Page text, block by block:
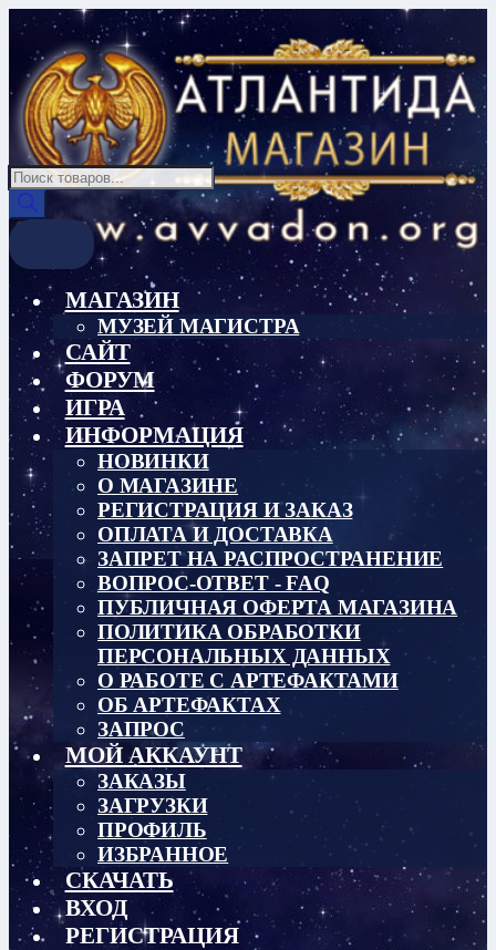
Перейти
навигации
Перейти
содержимому
Поиск
товаров
МАГАЗИН
МУЗЕЙ МАГИСТРА
САЙТ
ФОРУМ
ИГРА
ИНФОРМАЦИЯ
НОВИНКИ
О МАГАЗИНЕ
РЕГИСТРАЦИЯ И ЗАКАЗ
ОПЛАТА И ДОСТАВКА
ЗАПРЕТ НА РАСПРОСТРАНЕНИЕ
ВОПРОС-ОТВЕТ - FAQ
ПУБЛИЧНАЯ ОФЕРТА МАГАЗИНА
ПОЛИТИКА ОБРАБОТКИ
ПЕРСОНАЛЬНЫХ ДАННЫХ
О РАБОТЕ С АРТЕФАКТАМИ
ОБ АРТЕФАКТАХ
ЗАПРОС
МОЙ АККАУНТ
ЗАКАЗЫ
ЗАГРУЗКИ
ПРОФИЛЬ
ИЗБРАННОЕ
СКАЧАТЬ
ВХОД
РЕГИСТРАЦИЯ